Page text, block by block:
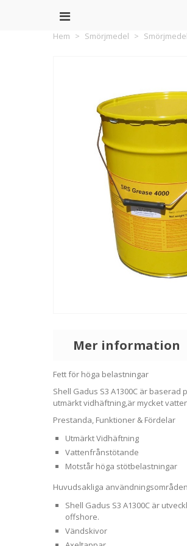
Hem > Smörjmedel > Smörjmedel
Mer information
Fett för höga belastningar
Shell Gadus S3 A1300C är
utmärkt vidhäftning,är mycket
Prestanda, Funktioner & Fördelar
Utmärkt Vidhäftning
Vattenfrånstötande
Motstår höga stötbelastningar
Huvudsakliga användningsområden
Shell Gadus S3 A1300C är
offshore.
Vändskivor